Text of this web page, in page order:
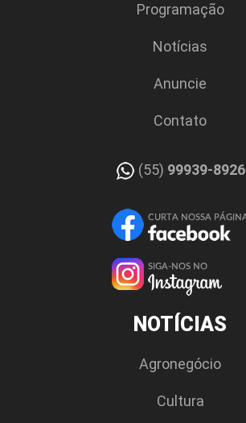
Programação
Notícias
Anuncie
Contato
(55) 99939-8926
NOTÍCIAS
Agronegócio
Cultura